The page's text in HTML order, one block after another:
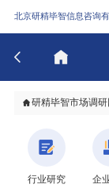
北京研精毕智信息咨询
研精毕智市场调研
行业研究 企